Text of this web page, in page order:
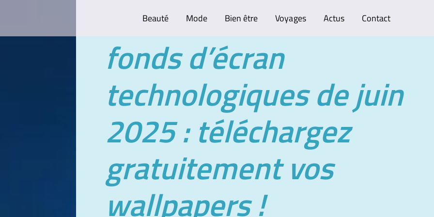
Beauté Mode Bien être Voyages Actus Contact
fonds d’écran
technologiques de juin
2025 : téléchargez
gratuitement vos
wallpapers !